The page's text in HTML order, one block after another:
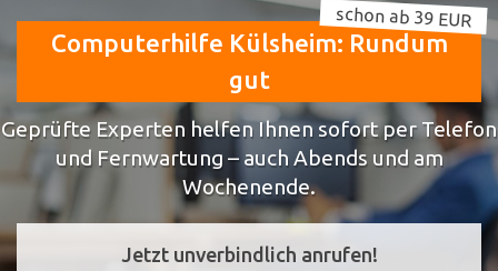
Computerhilfe Külsheim: Rundum
gut
schon ab 39 EUR
Geprüfte Experten helfen Ihnen sofort per Telefon
und Fernwartung – auch Abends und am
Wochenende.
Jetzt unverbindlich anrufen!